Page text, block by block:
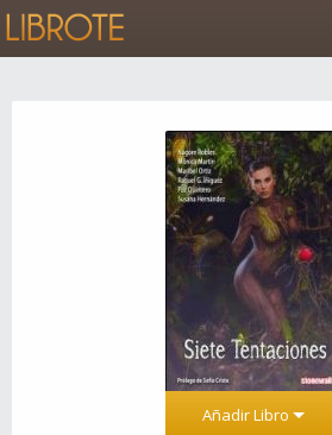
Añadir Libro